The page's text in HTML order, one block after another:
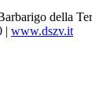
della
| www.dszv.it